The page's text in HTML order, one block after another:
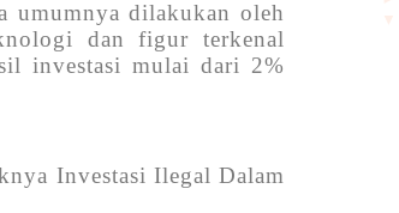
umumnya dilakukan oleh
dan figur terkenal
investasi mulai dari 2%
Investasi Ilegal Dalam